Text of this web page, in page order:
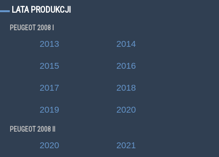
LATA PRODUKCJI
PEUGEOT 2008 I
2013 2014
2015 2016
2017 2018
2019 2020
PEUGEOT 2008 II
2020 2021